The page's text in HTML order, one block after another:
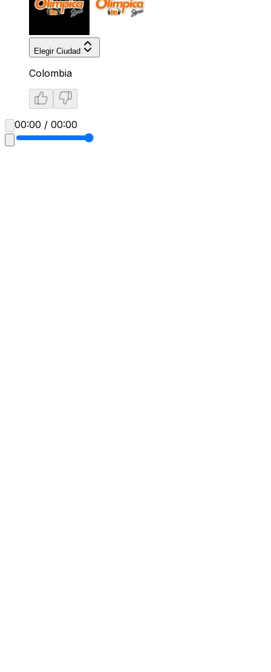
Elegir Ciudad
Colombia
00:00 / 00:00